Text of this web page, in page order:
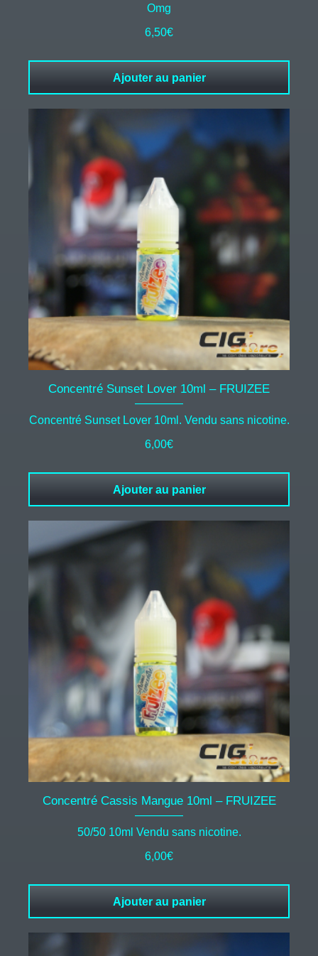
Omg
6,50€
Ajouter au panier
Concentré Sunset Lover 10ml – FRUIZEE
Concentré Sunset Lover 10ml. Vendu sans nicotine.
6,00€
Ajouter au panier
Concentré Cassis Mangue 10ml – FRUIZEE
50/50 10ml Vendu sans nicotine.
6,00€
Ajouter au panier